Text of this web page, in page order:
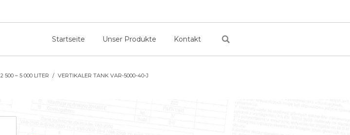
Startseite Unser Produkte Kontakt
2 500 – 5 000 LITER VERTIKALER TANK VAR-5000-40-J